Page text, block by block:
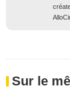
Sur le